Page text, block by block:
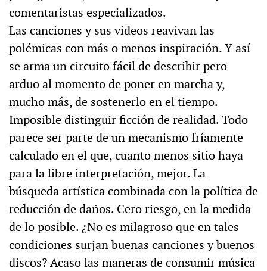
comentaristas especializados.
Las canciones y sus videos reavivan las
polémicas con más o menos inspiración. Y así
se arma un circuito fácil de describir pero
arduo al momento de poner en marcha y,
mucho más, de sostenerlo en el tiempo.
Imposible distinguir ficción de realidad. Todo
parece ser parte de un mecanismo fríamente
calculado en el que, cuanto menos sitio haya
para la libre interpretación, mejor. La
búsqueda artística combinada con la política de
reducción de daños. Cero riesgo, en la medida
de lo posible. ¿No es milagroso que en tales
condiciones surjan buenas canciones y buenos
discos? Acaso las maneras de consumir música